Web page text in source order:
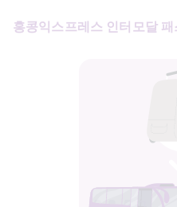
홍콩익스프레스 인터모달 패